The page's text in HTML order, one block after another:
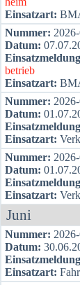
Ein­satz­art:
Num­mer:
Datum:
be­trieb
Ein­satz­art:
Num­mer:
Datum:
Ein­satz­art:
Num­mer:
Datum:
Ein­satz­art:
Juni
Num­mer:
Datum:
Ein­satz­art: